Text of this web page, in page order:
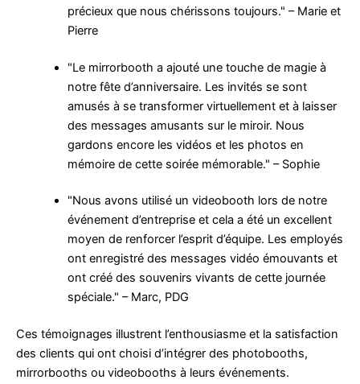
précieux que nous chérissons toujours." – Marie et
Pierre
"Le mirrorbooth a ajouté une touche de magie à
notre fête d’anniversaire. Les invités se sont
amusés à se transformer virtuellement et à laisser
des messages amusants sur le miroir. Nous
gardons encore les vidéos et les photos en
mémoire de cette soirée mémorable." – Sophie
"Nous avons utilisé un videobooth lors de notre
événement d’entreprise et cela a été un excellent
moyen de renforcer l’esprit d’équipe. Les employés
ont enregistré des messages vidéo émouvants et
ont créé des souvenirs vivants de cette journée
spéciale." – Marc, PDG
Ces témoignages illustrent l’enthousiasme et la satisfaction
des clients qui ont choisi d’intégrer des photobooths,
mirrorbooths ou videobooths à leurs événements.